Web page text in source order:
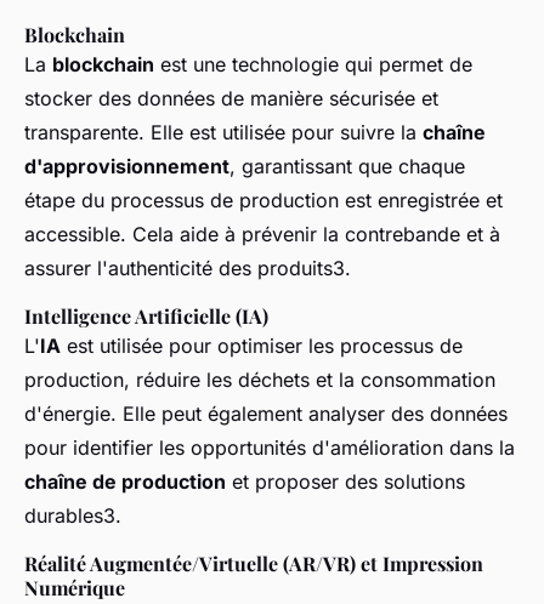
Blockchain
La blockchain est une technologie qui permet de
stocker des données de manière sécurisée et
transparente. Elle est utilisée pour suivre la chaîne
d'approvisionnement, garantissant que chaque
étape du processus de production est enregistrée et
accessible. Cela aide à prévenir la contrebande et à
assurer l'authenticité des produits3.
Intelligence Artificielle (IA)
L'IA est utilisée pour optimiser les processus de
production, réduire les déchets et la consommation
d'énergie. Elle peut également analyser des données
pour identifier les opportunités d'amélioration dans la
chaîne de production et proposer des solutions
durables3.
Réalité Augmentée/Virtuelle (AR/VR) et Impression
Numérique